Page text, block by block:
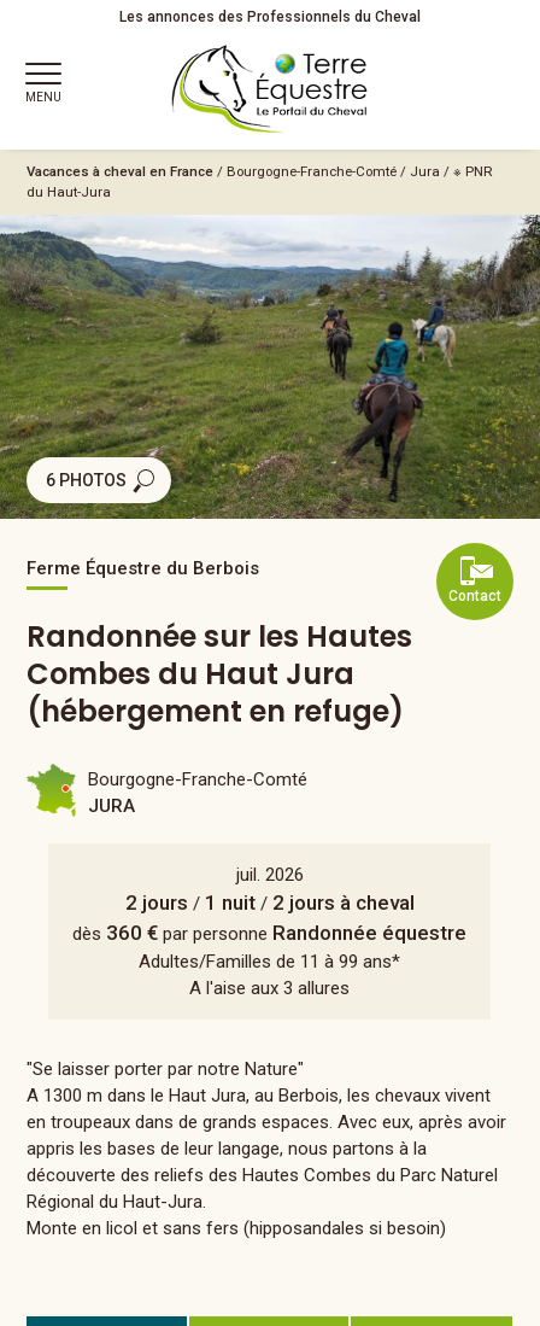
Les annonces des Professionnels du Cheval
MENU
Vacances à cheval en France / Bourgogne-Franche-Comté / Jura /※ PNR
du Haut-Jura
6 PHOTOS
Contact
Ferme Équestre du Berbois
Randonnée sur les Hautes
Combes du Haut Jura
(hébergement en refuge)
juil. 2026
2 jours / 1 nuit/ 2 jours à cheval
dès 360 € par personne Randonnée équestre
Adultes/Familles de 11 à 99 ans*
A l'aise aux 3 allures
Bourgogne-Franche-Comté
JURA
"Se laisser porter par notre Nature"
A 1300 m dans le Haut Jura, au Berbois, les chevaux vivent
en troupeaux dans de grands espaces. Avec eux, après avoir
appris les bases de leur langage, nous partons à la
découverte des reliefs des Hautes Combes du Parc Naturel
Régional du Haut-Jura.
Monte en licol et sans fers (hipposandales si besoin)